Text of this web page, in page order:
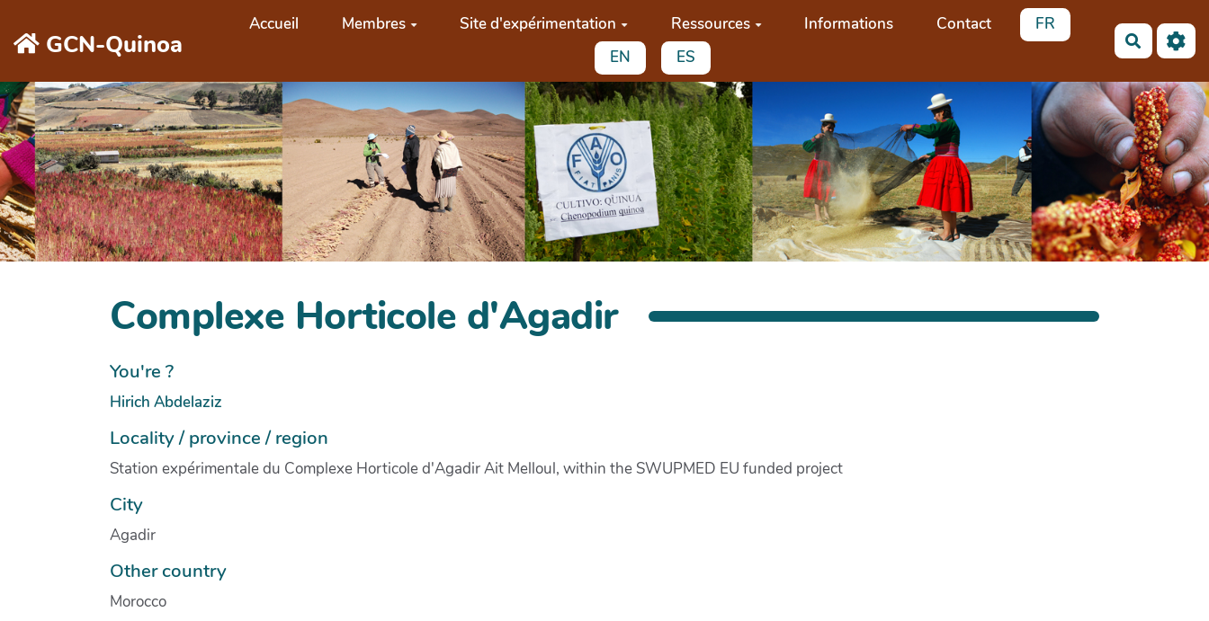
GCN-Quinoa
Accueil Membres Site d'expérimentation Ressources Informations Contact
FR
EN
ES
Complexe Horticole d'Agadir
You're ?
Hirich Abdelaziz
Locality / province / region
Station expérimentale du Complexe Horticole d'Agadir Ait Melloul, within the SWUPMED EU funded project
City
Agadir
Other country
Morocco